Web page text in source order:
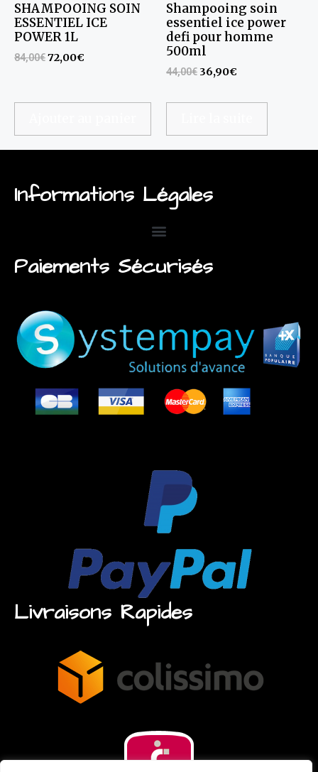
SHAMPOOING SOIN
ESSENTIEL ICE
POWER 1L
84,00€72,00€
Shampooing soin
essentiel ice power
defi pour homme
500ml
44,00€ 36,90€
Informations Légales
Paiements Sécurisés
Livraisons Rapides